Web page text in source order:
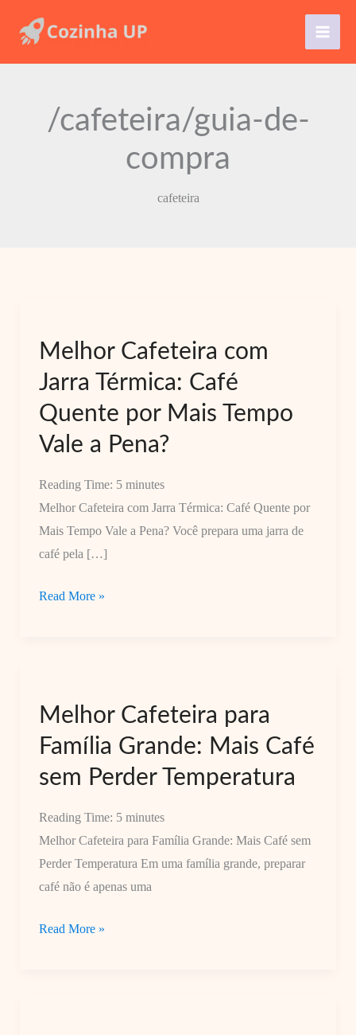
para
/cafeteira/guia-de-
compra
cafeteira
Melhor Cafeteira com
Jarra Térmica: Café
Quente por Mais Tempo
Vale a Pena?
Reading Time: 5 minutes
Melhor Cafeteira com Jarra Térmica: Café Quente por
Mais Tempo Vale a Pena? Você prepara uma jarra de
café pela […]
Melhor
Café
Quente
por
Mais
Vale
a
Pena?
Read More »
Melhor Cafeteira para
Família Grande: Mais Café
sem Perder Temperatura
Reading Time: 5 minutes
Melhor Cafeteira para Família Grande: Mais Café sem
Perder Temperatura Em uma família grande, preparar
café não é apenas uma
Melhor
Read More »